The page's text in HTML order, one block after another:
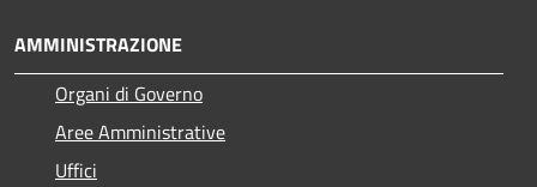
AMMINISTRAZIONE
Organi di Governo
Aree Amministrative
Uffici